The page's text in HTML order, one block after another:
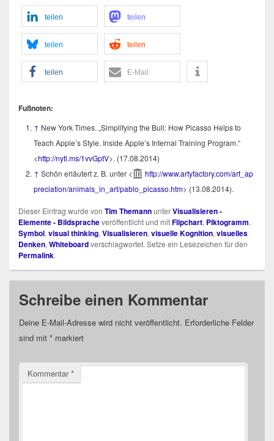
tei­len tei­len
tei­len tei­len
tei­len E‑Mail
Fuß­no­ten:
↑ New York Times. „Sim­pli­fy­ing the Bull: How Picas­so Helps to
Teach Apple’s Style. Insi­de Apple’s Inter­nal Trai­ning Pro­gram.“
<http://​nyti​.ms/1vvGptV>. (17.08.2014)
↑ Schön erläu­tert z. B. unter <
http://​www​.arty​fac​to​ry​.com/​a​r​t​_​a​p​
p​r​e​c​i​a​t​i​o​n​/​a​n​i​m​a​l​s​_​i​n​_​a​r​t​/​p​a​b​l​o​_​p​icasso.htm> (13.08.2014).
Dieser Eintrag wurde von Tim ThemannunterVisualisieren -
Elemente - Bildspracheveröffentlicht und mitFlipchart, Piktogramm,
Symbol, visual thinking, Visualisieren, visuelle Kognition, visuelles
Denken, Whiteboardverschlagwortet. Setze ein Lesezeichen für den
Permalink.
Schreibe einen Kommentar
Deine E-Mail-Adresse wird nicht veröffentlicht. Erforderliche Felder
sind mit * markiert
Kommentar*